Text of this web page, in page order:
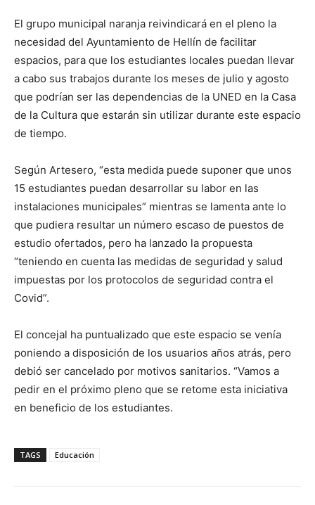
El grupo municipal naranja reivindicará en el pleno la
necesidad del Ayuntamiento de Hellín de facilitar
espacios, para que los estudiantes locales puedan llevar
a cabo sus trabajos durante los meses de julio y agosto
que podrían ser las dependencias de la UNED en la Casa
de la Cultura que estarán sin utilizar durante este espacio
de tiempo.
Según Artesero, “esta medida puede suponer que unos
15 estudiantes puedan desarrollar su labor en las
instalaciones municipales” mientras se lamenta ante lo
que pudiera resultar un número escaso de puestos de
estudio ofertados, pero ha lanzado la propuesta
“teniendo en cuenta las medidas de seguridad y salud
impuestas por los protocolos de seguridad contra el
Covid”.
El concejal ha puntualizado que este espacio se venía
poniendo a disposición de los usuarios años atrás, pero
debió ser cancelado por motivos sanitarios. “Vamos a
pedir en el próximo pleno que se retome esta iniciativa
en beneficio de los estudiantes.
TAGS Educación